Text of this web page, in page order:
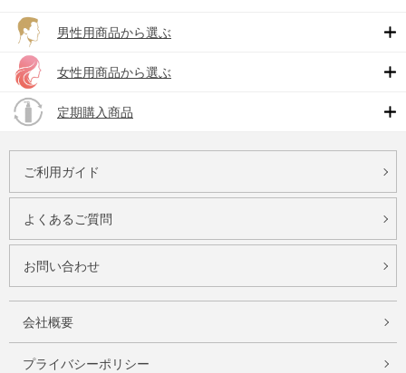
男性用商品から選ぶ
女性用商品から選ぶ
定期購入商品
ご利用ガイド
よくあるご質問
お問い合わせ
会社概要
プライバシーポリシー